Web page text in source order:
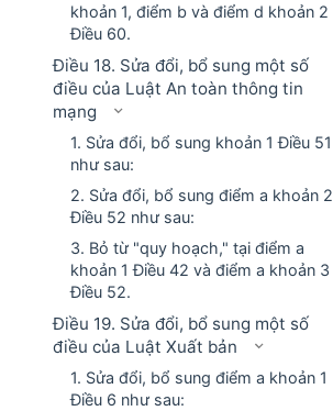
khoản 1, điểm b và điểm d khoản 2
Điều 60.
Điều 18. Sửa đổi, bổ sung một số
điều của Luật An toàn thông tin
mạng
1. Sửa đổi, bổ sung khoản 1 Điều 51
như sau:
2. Sửa đổi, bổ sung điểm a khoản 2
Điều 52 như sau:
3. Bỏ từ "quy hoạch," tại điểm a
khoản 1 Điều 42 và điểm a khoản 3
Điều 52.
Điều 19. Sửa đổi, bổ sung một số
điều của Luật Xuất bản
1. Sửa đổi, bổ sung điểm a khoản 1
Điều 6 như sau: